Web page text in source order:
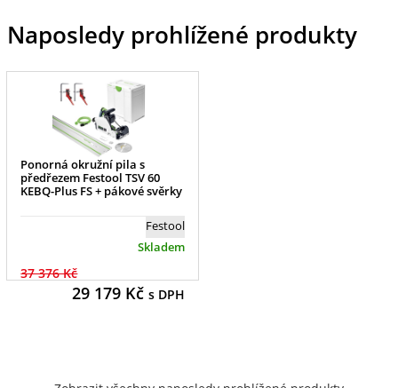
Naposledy prohlížené produkty
Ponorná okružní pila s
předřezem Festool TSV 60
KEBQ-Plus FS + pákové svěrky
Festool
Skladem
37 376 Kč
29 179Kč s DPH